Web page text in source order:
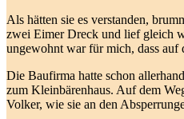
Als hätten sie es verstanden,
zwei Eimer Dreck und lief gleich
ungewohnt war für mich, dass auf
Die Baufirma hatte schon
zum Kleinbärenhaus. Auf dem
Volker, wie sie an den